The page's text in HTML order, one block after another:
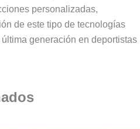
personalizadas,
de este tipo de tecnologías
generación en deportistas